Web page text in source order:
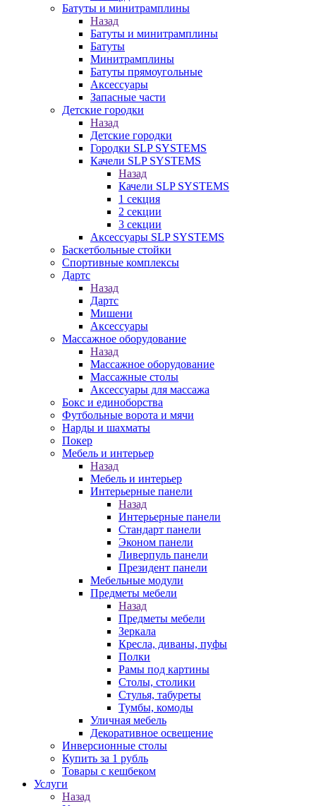
Батуты и минитрамплины
Назад
Батуты и минитрамплины
Батуты
Минитрамплины
Батуты прямоугольные
Аксессуары
Запасные части
Детские городки
Назад
Детские городки
Городки SLP SYSTEMS
Качели SLP SYSTEMS
Назад
Качели SLP SYSTEMS
1 секция
2 секции
3 секции
Аксессуары SLP SYSTEMS
Баскетбольные стойки
Спортивные комплексы
Дартс
Назад
Дартс
Мишени
Аксессуары
Массажное оборудование
Назад
Массажное оборудование
Массажные столы
Аксессуары для массажа
Бокс и единоборства
Футбольные ворота и мячи
Нарды и шахматы
Покер
Мебель и интерьер
Назад
Мебель и интерьер
Интерьерные панели
Назад
Интерьерные панели
Стандарт панели
Эконом панели
Ливерпуль панели
Президент панели
Мебельные модули
Предметы мебели
Назад
Предметы мебели
Зеркала
Кресла, диваны, пуфы
Полки
Рамы под картины
Столы, столики
Стулья, табуреты
Тумбы, комоды
Уличная мебель
Декоративное освещение
Инверсионные столы
Купить за 1 рубль
Товары с кешбеком
Услуги
Назад